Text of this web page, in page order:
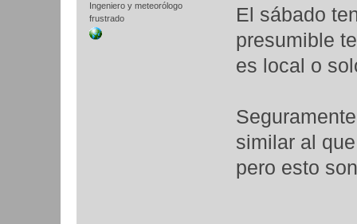
Ingeniero y meteorólogo
frustrado
El sábado
presumible
es local o
similar al
pero esto